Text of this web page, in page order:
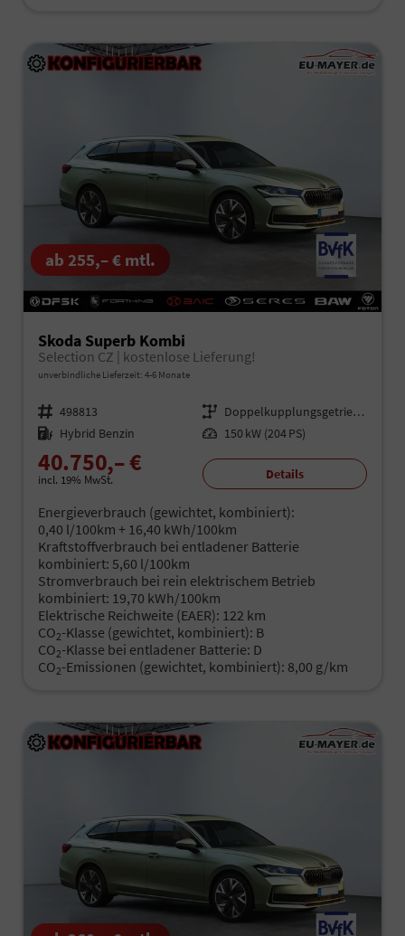
ab 255,– € mtl.
Skoda Superb Kombi
Selection CZ | kostenlose Lieferung!
unverbindliche Lieferzeit: 4-6 Monate
Fahrzeugnr. 498813 Getriebe
Doppelkupplungsgetriebe (DSG)
Kraftstoff Hybrid Benzin Leistung 150 kW (204 PS)
40.750,– €
incl. 19% MwSt. Details
Energieverbrauch (gewichtet, kombiniert):
0,40 l/100km + 16,40 kWh/100km
Kraftstoffverbrauch bei entladener Batterie
kombiniert: 5,60 l/100km
Stromverbrauch bei rein elektrischem Betrieb
kombiniert: 19,70 kWh/100km
Elektrische Reichweite (EAER): 122 km
CO2-Klasse (gewichtet, kombiniert): B
CO2-Klasse bei entladener Batterie: D
CO2-Emissionen (gewichtet, kombiniert): 8,00 g/km